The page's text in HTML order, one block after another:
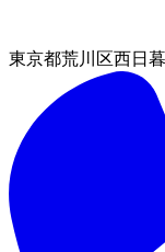
東京都荒川区西日